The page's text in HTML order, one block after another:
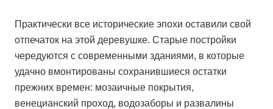
Практически все исторические эпохи оставили свой
отпечаток на этой деревушке. Старые постройки
чередуются с современными зданиями, в которые
удачно вмонтированы сохранившиеся остатки
прежних времен: мозаичные покрытия,
венецианский проход, водозаборы и развалины